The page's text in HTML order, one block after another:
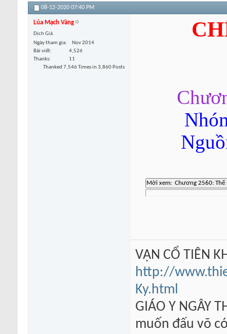
08-12-2020 07:40 PM
Lúa Mạch Vàng
Dịch Giả
Ngày tham gia
Nov 2014
Bài viết
4,526
Thanks
11
Thanked 7,546 Times in 3,860 Posts
VẠN CỔ TIÊN
http://
Ky.html
GIÁO Y NGÂY
muốn đấu võ